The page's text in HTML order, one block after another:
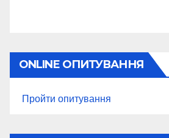
ONLINE ОПИТУВАННЯ
Пройти опитування